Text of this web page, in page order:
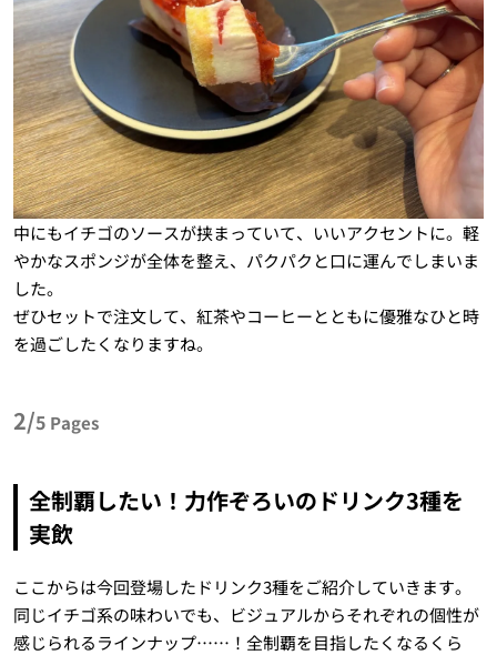
中にもイチゴのソースが挟まっていて、いいアクセントに。軽
やかなスポンジが全体を整え、パクパクと口に運んでしまいま
した。
ぜひセットで注文して、紅茶やコーヒーとともに優雅なひと時
を過ごしたくなりますね。
2/5 Pages
全制覇したい！力作ぞろいのドリンク3種を
実飲
ここからは今回登場したドリンク3種をご紹介していきます。
同じイチゴ系の味わいでも、ビジュアルからそれぞれの個性が
感じられるラインナップ……！全制覇を目指したくなるくら